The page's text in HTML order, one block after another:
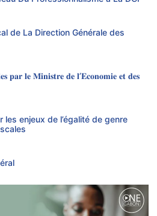
de La Direction Générale des
𝐩𝐚𝐫 𝐥𝐞 𝐌𝐢𝐧𝐢𝐬𝐭𝐫𝐞 𝐝𝐞 𝐥’𝐄𝐜𝐨𝐧𝐨𝐦𝐢𝐞 𝐞𝐭 𝐝𝐞𝐬
les enjeux de l’égalité de genre